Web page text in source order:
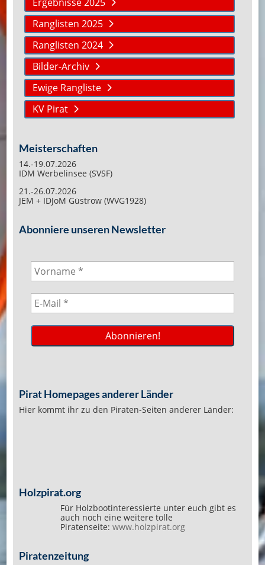
Ranglisten 2025
Ranglisten 2024
Bilder-Archiv
Ewige Rangliste
KV Pirat
Meisterschaften
14.-19.07.2026
IDM Werbelinsee (SVSF)
21.-26.07.2026
JEM + IDJoM Güstrow (WVG1928)
Abonniere unseren Newsletter
Pirat Homepages anderer Länder
Hier kommt ihr zu den Piraten-Seiten anderer Länder:
Holzpirat.org
Für Holzbootinteressierte unter euch gibt es
auch noch eine weitere tolle
Piratenseite: www.holzpirat.org
Piratenzeitung